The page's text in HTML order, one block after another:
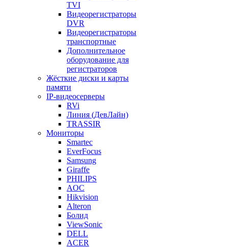
TVI
Видеорегистраторы
DVR
Видеорегистраторы
транспортные
Дополнительное
оборудование для
регистраторов
Жёсткие диски и карты
памяти
IP-видеосерверы
RVi
Линия (ДевЛайн)
TRASSIR
Мониторы
Smartec
EverFocus
Samsung
Giraffe
PHILIPS
AOC
Hikvision
Alteron
Болид
ViewSonic
DELL
ACER